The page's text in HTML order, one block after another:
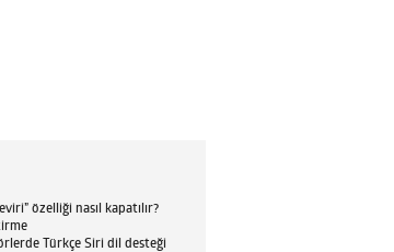
özelliği nasıl kapatılır?
Türkçe Siri dil desteği